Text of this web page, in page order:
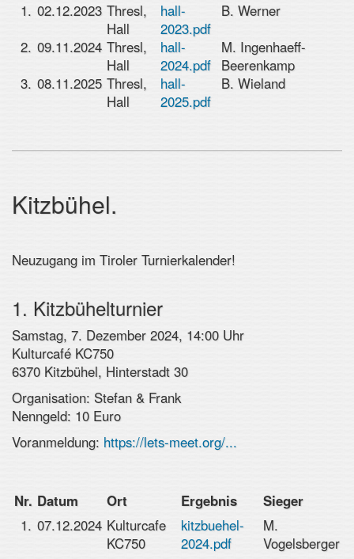
1. 02.12.2023 Thresl,
Hall
hall-
2023.pdf
B. Werner
2. 09.11.2024 Thresl,
Hall
hall-
2024.pdf
M. Ingenhaeff-
Beerenkamp
3. 08.11.2025 Thresl,
Hall
hall-
2025.pdf
B. Wieland
Kitzbühel.
Neuzugang im Tiroler Turnierkalender!
1. Kitzbühelturnier
Samstag, 7. Dezember 2024, 14:00 Uhr
Kulturcafé KC750
6370 Kitzbühel, Hinterstadt 30
Organisation: Stefan & Frank
Nenngeld: 10 Euro
Voranmeldung: https://lets-meet.org/...
Nr. Datum Ort Ergebnis
Sieger
1. 07.12.2024 Kulturcafe
KC750
kitzbuehel-
2024.pdf
M.
Vogelsberger